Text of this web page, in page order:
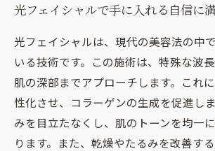
光フェイシャルで手に入れる自信に
光フェイシャルは、現代の美容法の中
いる技術です。この施術は、特殊な波長
肌の深部までアプローチします。これ
性化させ、コラーゲンの生成を促進し
みを目立たなくし、肌のトーンを均一
ります。また、乾燥やたるみを改善す